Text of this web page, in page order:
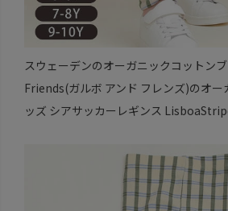
スウェーデンのオーガニックコットン
Friends(ガルボ アンド フレンズ)のオー
ッズ シアサッカーレギンス